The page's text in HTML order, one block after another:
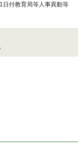
日付教育局等人事異動等